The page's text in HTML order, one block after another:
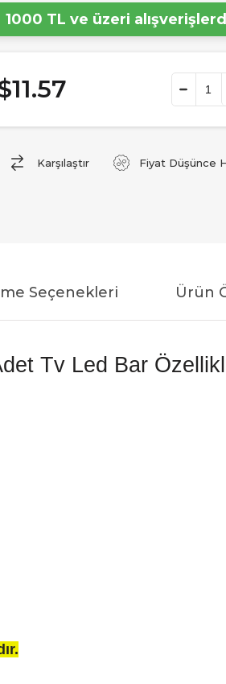
1000 TL ve üzeri
Karşılaştır Fiyat Düşünce
Seçenekleri Ürün
Tv Led Bar